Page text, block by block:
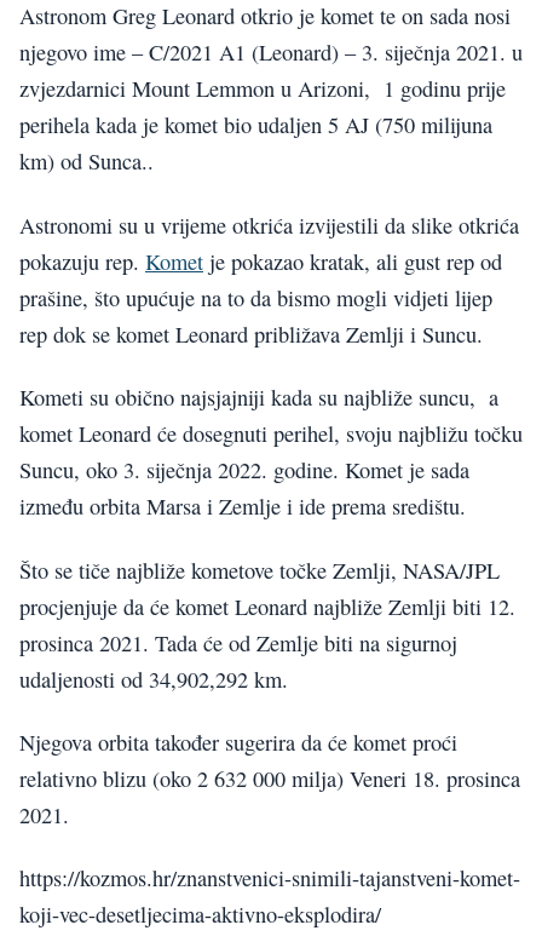
Astronom Greg Leonard otkrio je komet te on sada nosi
njegovo ime – C/2021 A1 (Leonard) – 3. siječnja 2021. u
zvjezdarnici Mount Lemmon u Arizoni, 1 godinu prije
perihela kada je komet bio udaljen 5 AJ (750 milijuna
km) od Sunca..
Astronomi su u vrijeme otkrića izvijestili da slike otkrića
pokazuju rep. Komet je pokazao kratak, ali gust rep od
prašine, što upućuje na to da bismo mogli vidjeti lijep
rep dok se komet Leonard približava Zemlji i Suncu.
Kometi su obično najsjajniji kada su najbliže suncu, a
komet Leonard će dosegnuti perihel, svoju najbližu točku
Suncu, oko 3. siječnja 2022. godine. Komet je sada
između orbita Marsa i Zemlje i ide prema središtu.
Što se tiče najbliže kometove točke Zemlji, NASA/JPL
procjenjuje da će komet Leonard najbliže Zemlji biti 12.
prosinca 2021. Tada će od Zemlje biti na sigurnoj
udaljenosti od 34,902,292 km.
Njegova orbita također sugerira da će komet proći
relativno blizu (oko 2 632 000 milja) Veneri 18. prosinca
2021.
https://kozmos.hr/znanstvenici-snimili-tajanstveni-komet-
koji-vec-desetljecima-aktivno-eksplodira/